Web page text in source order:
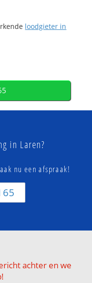
loodgieter in
in Laren?
nu een afspraak!
achter en we